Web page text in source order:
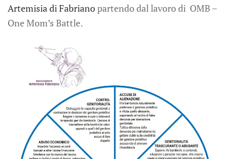
Artemisia di Fabrianopartendo dal lavoro di OMB –
One Mom’s Battle.